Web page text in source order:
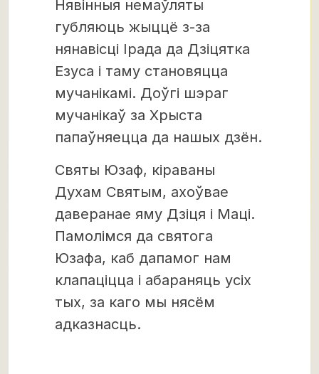
Нявінныя немаўляты
губляюць жыццё з-за
нянавісці Ірада да Дзіцятка
Езуса і таму становяцца
мучанікамі. Доўгі шэраг
мучанікаў за Хрыста
папаўняецца да нашых дзён.
Святы Юзаф, кіраваны
Духам Святым, ахоўвае
даверанае яму Дзіця і Маці.
Памолімся да святога
Юзафа, каб дапамог нам
клапаціцца і абараняць усіх
тых, за каго мы нясём
адказнасць.